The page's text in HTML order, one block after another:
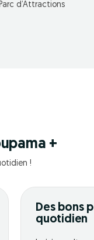
d’Attractions
+
!
Des bons
quotidien